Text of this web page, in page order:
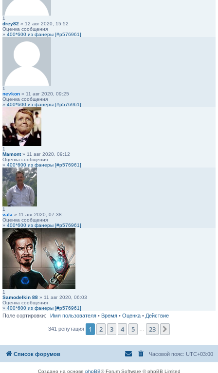
1
drey82 » 12 авг 2020, 15:52
Оценка сообщения
» 400*600 из фанеры [#p576961]
1
nevkon » 11 авг 2020, 09:25
Оценка сообщения
» 400*600 из фанеры [#p576961]
1
Mamont» 11 авг 2020, 09:12
Оценка сообщения
» 400*600 из фанеры [#p576961]
1
vala » 11 авг 2020, 07:38
Оценка сообщения
» 400*600 из фанеры [#p576961]
1
Samodelkin 88 » 11 авг 2020, 06:03
Оценка сообщения
» 400*600 из фанеры [#p576961]
Поле сортировки: Имя пользователя • Время • Оценка • Действие
341 репутация 1 2 3 4 5 23
Список форумов Часовой пояс: UTC+03:00
Создано на основе phpBB® Forum Software © phpBB Limited